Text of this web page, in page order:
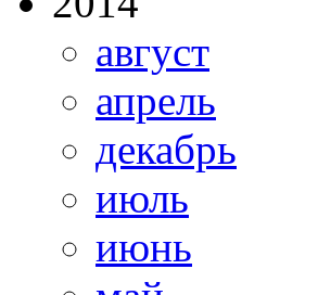
август
апрель
декабрь
июль
июнь